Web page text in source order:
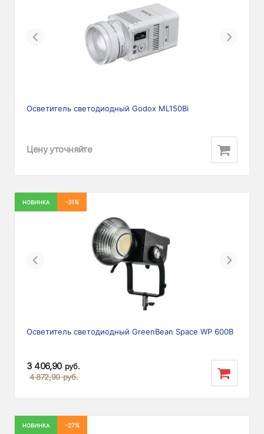
Previous Next
Осветитель светодиодный Godox ML150Bi
Цену уточняйте
НОВИНКА -31%
Previous Next
Осветитель cветодиодный GreenBean Space WP 600B
3 406,90 руб.
4 872,90 руб.
НОВИНКА -27%